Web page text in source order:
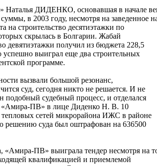
Наталья ДИДЕНКО, основавшая в начале
в 2003 году, несмотря на заведенное
на строительство десятиэтажки по
скрылась в Болгарии. Жабай
получил из бюджета 228,5
успешно выиграл еще два строительных
программе.
вызвали большой резонанс,
суд, сегодня никто не решается. И не
подобный судебный процесс, и отделался
«Амира-ПВ» в лице Диденко Н. В. 10
тепловых сетей микрорайона ИЖС в районе
решению суда был оштрафован на 636500
«Амира-ПВ» выиграла тендер несмотря на
квалификацией и приемлемой